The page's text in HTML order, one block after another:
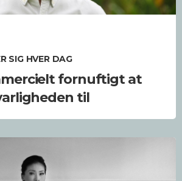
SIG HVER DAG
fornuftigt at
til